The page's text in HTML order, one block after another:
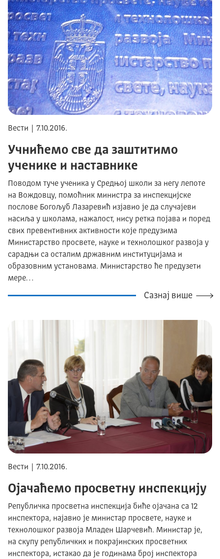
Вести | 7.10.2016.
Учнићемо све да заштитимо
ученике и наставнике
Поводом туче ученика у Средњој школи за негу лепоте
на Вождовцу, помоћник министра за инспекцијске
послове Богољуб Лазаревић изјавио је да случајеви
насиља у школама, нажалост, нису ретка појава и поред
свих превентивних активности које предузима
Министарство просвете, науке и технолошког развоја у
сарадњи са осталим државним институцијама и
образовним установама. Mинистарство ће предузети
мере…
Сазнај више
Вести | 7.10.2016.
Ојачаћемо просветну инспекцију
Републичка просветна инспекција биће ојачана са 12
инспектора, најавио је министар просвете, науке и
технолошког развоја Mладен Шарчевић. Министар је,
на скупу републичких и покрајинских просветних
инспектора, истакао да је годинама броj инспектора